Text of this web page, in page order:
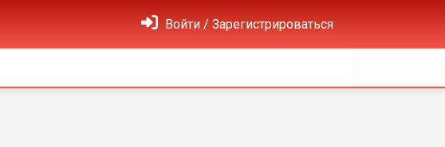
Войти / Зарегистрироваться